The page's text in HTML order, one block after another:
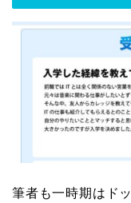
筆者も一時期はド